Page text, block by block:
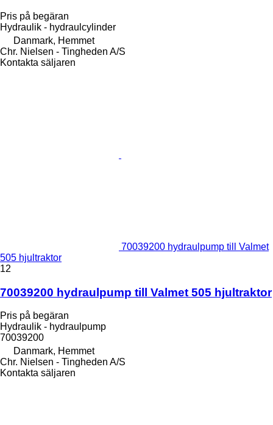
Pris på begäran
Hydraulik - hydraulcylinder
Danmark, Hemmet
Chr. Nielsen - Tingheden A/S
Kontakta säljaren
70039200 hydraulpump till Valmet
505 hjultraktor
12
70039200 hydraulpump till Valmet 505 hjultraktor
Pris på begäran
Hydraulik - hydraulpump
70039200
Danmark, Hemmet
Chr. Nielsen - Tingheden A/S
Kontakta säljaren